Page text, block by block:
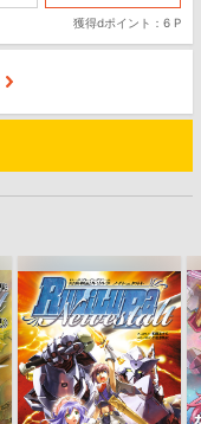
獲得dポイント：6 P